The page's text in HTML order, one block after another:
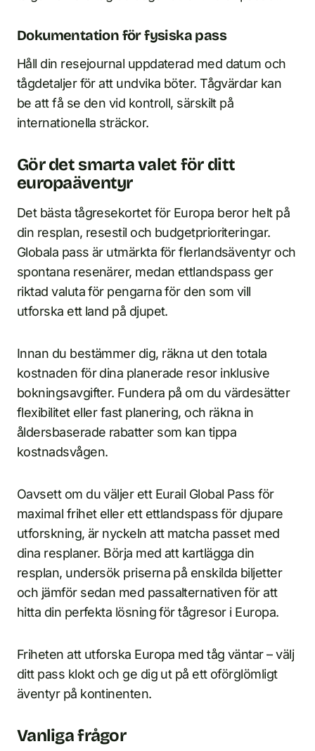
Dokumentation för fysiska pass
Håll din resejournal uppdaterad med datum och
tågdetaljer för att undvika böter. Tågvärdar kan
be att få se den vid kontroll, särskilt på
internationella sträckor.
Gör det smarta valet för ditt
europaäventyr
Det bästa tågresekortet för Europa beror helt på
din resplan, resestil och budgetprioriteringar.
Globala pass är utmärkta för flerlandsäventyr och
spontana resenärer, medan ettlandspass ger
riktad valuta för pengarna för den som vill
utforska ett land på djupet.
Innan du bestämmer dig, räkna ut den totala
kostnaden för dina planerade resor inklusive
bokningsavgifter. Fundera på om du värdesätter
flexibilitet eller fast planering, och räkna in
åldersbaserade rabatter som kan tippa
kostnadsvågen.
Oavsett om du väljer ett Eurail Global Pass för
maximal frihet eller ett ettlandspass för djupare
utforskning, är nyckeln att matcha passet med
dina resplaner. Börja med att kartlägga din
resplan, undersök priserna på enskilda biljetter
och jämför sedan med passalternativen för att
hitta din perfekta lösning för tågresor i Europa.
Friheten att utforska Europa med tåg väntar – välj
ditt pass klokt och ge dig ut på ett oförglömligt
äventyr på kontinenten.
Vanliga frågor